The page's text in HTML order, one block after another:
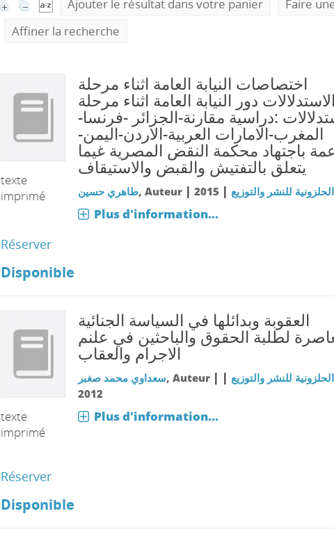
Ajouter le résultat dans votre panier
Faire
Affiner la recherche
texte
imprimé
اختصاصات النيابة العامة اثناء مرحلة
الاستدلالات دور النيابة العامة اثناء مرحلة
:دراسية مقارنة-الجزائر -فرنسا-
المغرب-الامارات العربية-الاردن-اليمن-
باجتهاد محكمة النقض المصرية غيما
يتعلق بالتفتيش والقبض والاستيقاف
طاهري حسين, Auteur | للنشر والتوزيع |
2015
Plus d'information...
Réserver
Disponible
texte
imprimé
العقوبة وبدائلها في السياسة الجنائية
لطلبة الحقوق والباحثين في علنم
الاجرام والعقاب
سعداوي محمد صغبر, Auteur | للنشر والتوزيع |
2012
Plus d'information...
Réserver
Disponible